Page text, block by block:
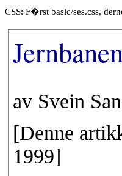
CSS: F�rst basic/ses.css,
av Svein
[Denne
1999]